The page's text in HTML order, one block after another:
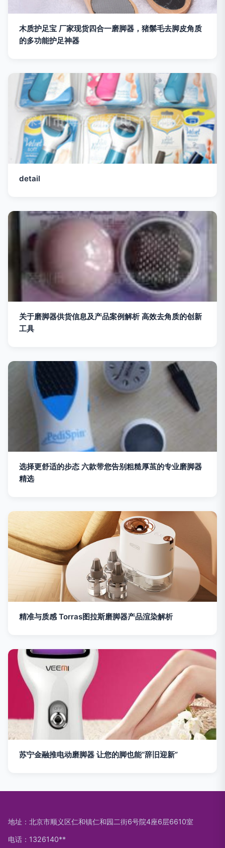
木质护足宝 厂家现货四合一磨脚器，猪鬃毛去脚皮角质
的多功能护足神器
detail
关于磨脚器供货信息及产品案例解析 高效去角质的创新
工具
选择更舒适的步态 六款带您告别粗糙厚茧的专业磨脚器
精选
精准与质感 Torras图拉斯磨脚器产品渲染解析
苏宁金融推电动磨脚器 让您的脚也能“辞旧迎新”
地址：北京市顺义区仁和镇仁和园二街6号院4座6层6610室
电话：1326140**